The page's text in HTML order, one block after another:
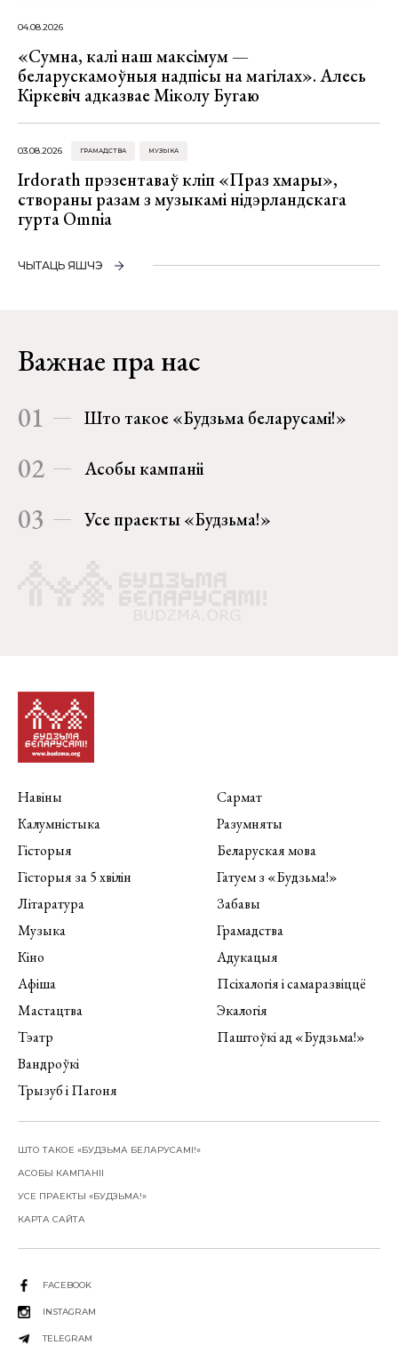
04.08.2026
«Сумна, калі наш максімум —
беларускамоўныя надпісы на магілах». Алесь
Кіркевіч адказвае Міколу Бугаю
03.08.2026 ГРАМАДСТВА МУЗЫКА
Irdorath прэзентаваў кліп «Праз хмары»,
створаны разам з музыкамі нідэрландскага
гурта Omnia
ЧЫТАЦЬ ЯШЧЭ
Важнае пра нас
01 Што такое «Будзьма беларусамі!»
02 Асобы кампаніі
03 Усе праекты «Будзьма!»
Навіны
Калумністыка
Гісторыя
Гісторыя за 5 хвілін
Літаратура
Музыка
Кіно
Афіша
Мастацтва
Тэатр
Вандроўкі
Трызуб і Пагоня
Сармат
Разумняты
Беларуская мова
Гатуем з «Будзьма!»
Забавы
Грамадства
Адукацыя
Псіхалогія і самаразвіццё
Экалогія
Паштоўкі ад «Будзьма!»
ШТО ТАКОЕ «БУДЗЬМА БЕЛАРУСАМІ!»
АСОБЫ КАМПАНІІ
УСЕ ПРАЕКТЫ «БУДЗЬМА!»
КАРТА САЙТА
FACEBOOK
INSTAGRAM
TELEGRAM